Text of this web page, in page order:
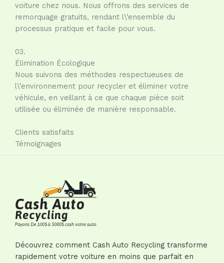
voiture chez nous. Nous offrons des services de
remorquage gratuits, rendant l\’ensemble du
processus pratique et facile pour vous.
03.
Élimination Écologique
Nous suivons des méthodes respectueuses de
l\’environnement pour recycler et éliminer votre
véhicule, en veillant à ce que chaque pièce soit
utilisée ou éliminée de manière responsable.
Clients satisfaits
Témoignages
Découvrez comment Cash Auto Recycling transforme
rapidement votre voiture en moins que parfait en